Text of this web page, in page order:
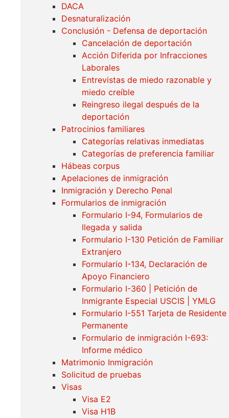
DACA
Desnaturalización
Conclusión - Defensa de deportación
Cancelación de deportación
Acción Diferida por Infracciones
Laborales
Entrevistas de miedo razonable y
miedo creíble
Reingreso ilegal después de la
deportación
Patrocinios familiares
Categorías relativas inmediatas
Categorías de preferencia familiar
Hábeas corpus
Apelaciones de inmigración
Inmigración y Derecho Penal
Formularios de inmigración
Formulario I-94, Formularios de
llegada y salida
Formulario I-130 Petición de Familiar
Extranjero
Formulario I-134, Declaración de
Apoyo Financiero
Formulario I-360 | Petición de
Inmigrante Especial USCIS | YMLG
Formulario I-551 Tarjeta de Residente
Permanente
Formulario de inmigración I-693:
Informe médico
Matrimonio Inmigración
Solicitud de pruebas
Visas
Visa E2
Visa H1B